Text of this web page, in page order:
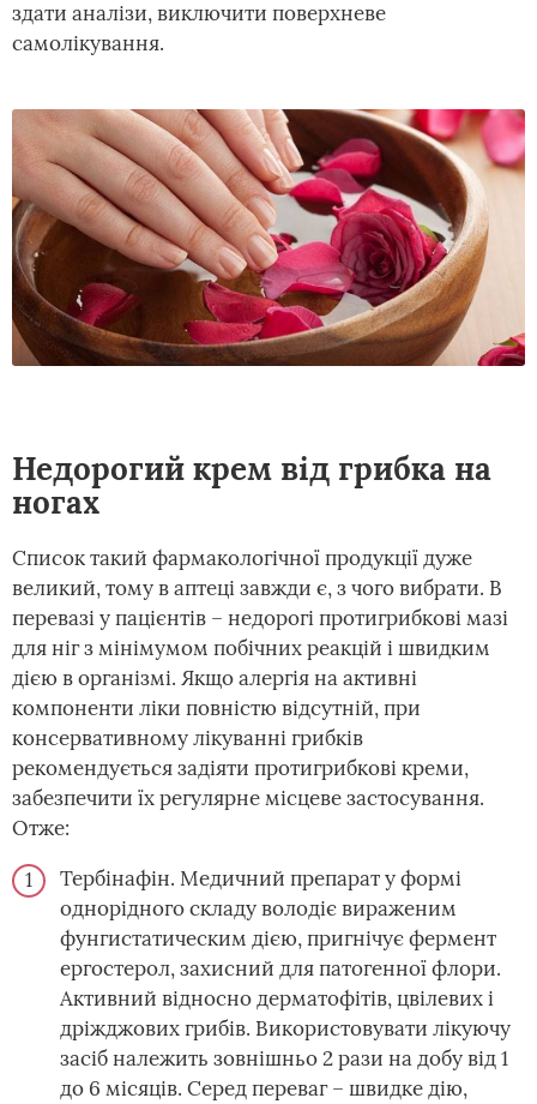
здати аналізи, виключити поверхневе
самолікування.
Недорогий крем від грибка на
ногах
Список такий фармакологічної продукції дуже
великий, тому в аптеці завжди є, з чого вибрати. В
перевазі у пацієнтів – недорогі протигрибкові мазі
для ніг з мінімумом побічних реакцій і швидким
дією в організмі. Якщо алергія на активні
компоненти ліки повністю відсутній, при
консервативному лікуванні грибків
рекомендується задіяти протигрибкові креми,
забезпечити їх регулярне місцеве застосування.
Отже:
Тербінафін. Медичний препарат у формі
однорідного складу володіє вираженим
фунгистатическим дією, пригнічує фермент
ергостерол, захисний для патогенної флори.
Активний відносно дерматофітів, цвілевих і
дріжджових грибів. Використовувати лікуючу
засіб належить зовнішньо 2 рази на добу від 1
до 6 місяців. Серед переваг – швидке дію,